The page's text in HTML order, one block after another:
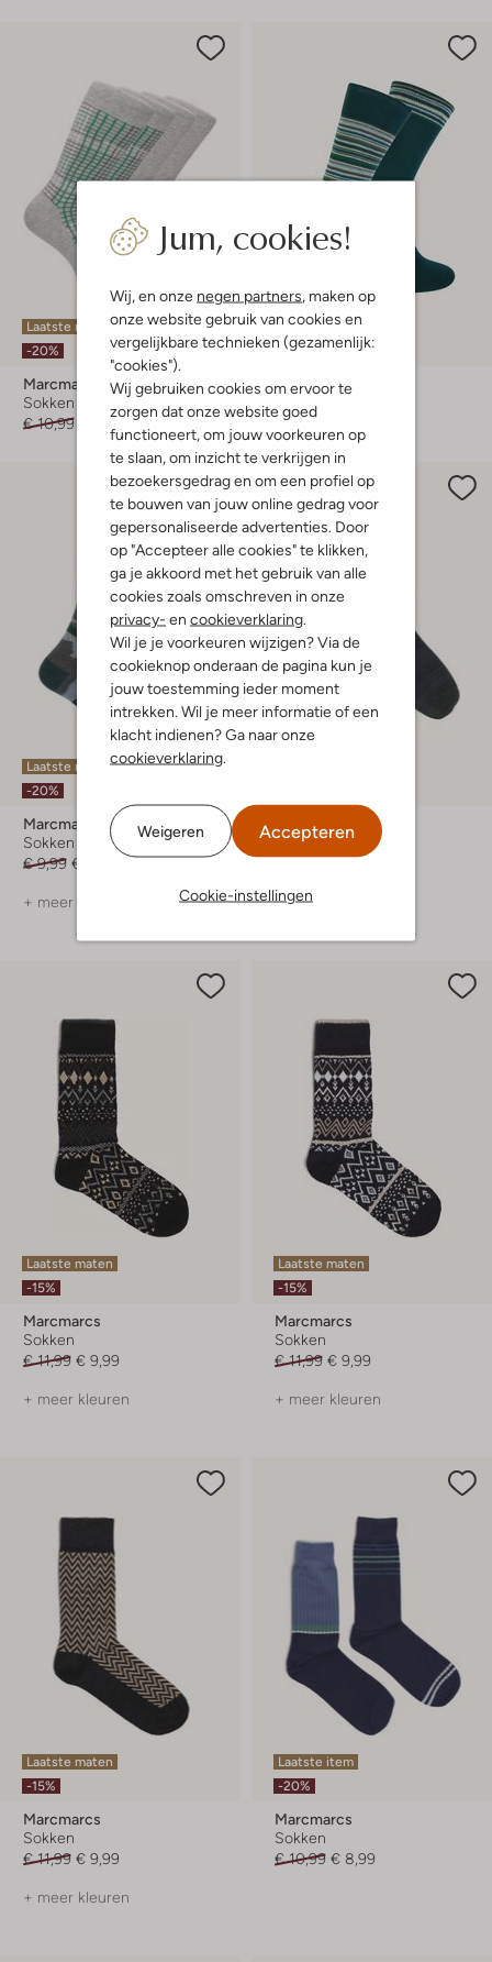
Jum, cookies!
Wij, en onze negen partners, maken op
onze website gebruik van cookies en
vergelijkbare technieken (gezamenlijk:
"cookies").
Wij gebruiken cookies om ervoor te
zorgen dat onze website goed
functioneert, om jouw voorkeuren op
te slaan, om inzicht te verkrijgen in
bezoekersgedrag en om een profiel op
te bouwen van jouw online gedrag voor
gepersonaliseerde advertenties. Door
op "Accepteer alle cookies" te klikken,
ga je akkoord met het gebruik van alle
cookies zoals omschreven in onze
privacy- en cookieverklaring.
Wil je je voorkeuren wijzigen? Via de
cookieknop onderaan de pagina kun je
jouw toestemming ieder moment
intrekken. Wil je meer informatie of een
klacht indienen? Ga naar onze
cookieverklaring.
Weigeren Accepteren
Cookie-instellingen
Laatste maten
-20%
Marcmarcs
Sokken
€ 10,99
€ 8,99
Laatste item
-20%
Marcmarcs
Sokken
€ 9,99
Laatste maten
-20%
Marcmarcs
Sokken
€ 9,99 € 7,99
+ meer kleuren
Marcmarcs
Sokken
€ 10,99 € 8,99
+ meer kleuren
Laatste maten
-15%
Marcmarcs
Sokken
€ 11,99 € 9,99
+ meer kleuren
Laatste maten
-15%
Marcmarcs
Sokken
€ 11,99 € 9,99
+ meer kleuren
Laatste maten
-15%
Marcmarcs
Sokken
€ 11,99 € 9,99
+ meer kleuren
Laatste item
-20%
Marcmarcs
Sokken
€ 10,99 € 8,99